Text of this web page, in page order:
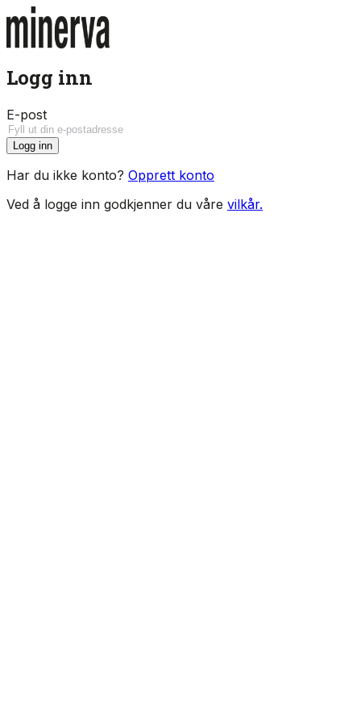
Logg inn
E-post
Logg inn
Har du ikke konto? Opprett konto
Ved å logge inn godkjenner du våre vilkår.